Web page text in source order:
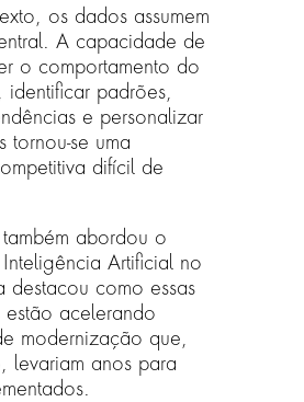
os dados assumem
A capacidade de
o comportamento do
identificar padrões,
e personalizar
tornou-se uma
difícil de
abordou o
Artificial no
destacou como essas
acelerando
modernização que,
levariam anos para